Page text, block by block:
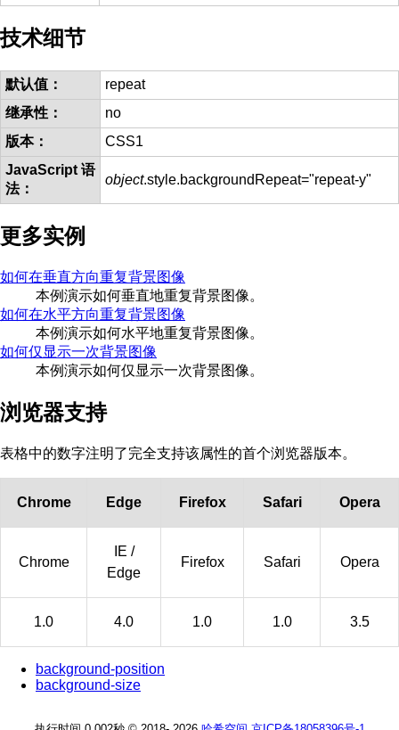
技术细节
默认值：
repeat
继承性：
no
版本：
CSS1
JavaScript 语
法：
object.style.backgroundRepeat="repeat-y"
更多实例
如何在垂直方向重复背景图像
本例演示如何垂直地重复背景图像。
如何在水平方向重复背景图像
本例演示如何水平地重复背景图像。
如何仅显示一次背景图像
本例演示如何仅显示一次背景图像。
浏览器支持
表格中的数字注明了完全支持该属性的首个浏览器版本。
Chrome Edge Firefox Safari Opera
Chrome
IE /
Edge
Firefox Safari Opera
1.0 4.0 1.0 1.0 3.5
background-position
background-size